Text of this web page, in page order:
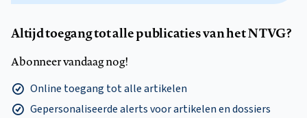
Altijd toegang tot alle publicaties van het NTVG?
Abonneer vandaag nog!
Online toegang tot alle artikelen
Gepersonaliseerde alerts voor artikelen en dossiers